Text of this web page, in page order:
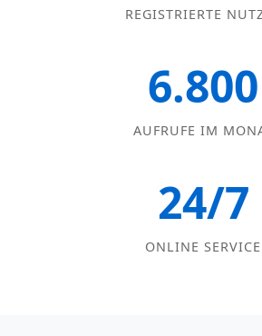
REGISTRIERTE
6.800
AUFRUFE IM
24/7
ONLINE SERVICE